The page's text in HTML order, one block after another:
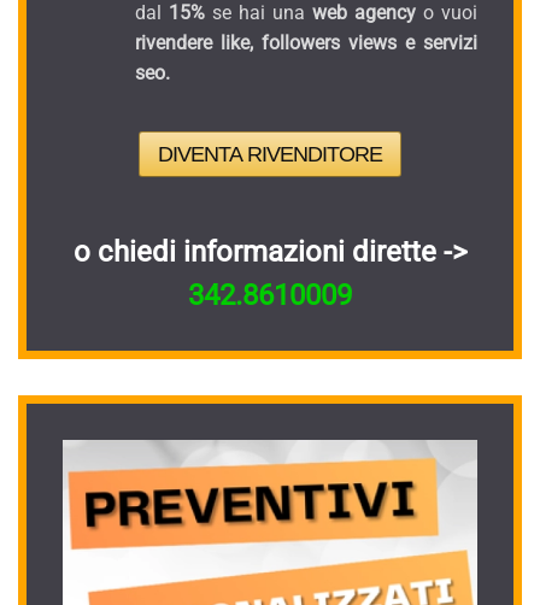
dal 15% se hai una web agency o vuoi
rivendere like, followers views e servizi
seo.
DIVENTA RIVENDITORE
o chiedi informazioni dirette ->
342.8610009